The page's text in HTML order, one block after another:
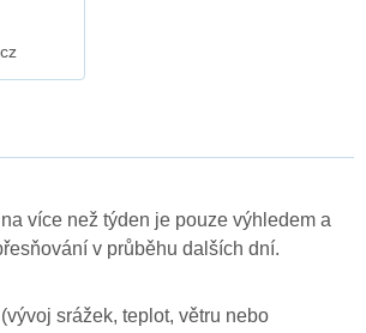
více než týden je pouze výhledem a
v průběhu dalších dní.
srážek, teplot, větru nebo